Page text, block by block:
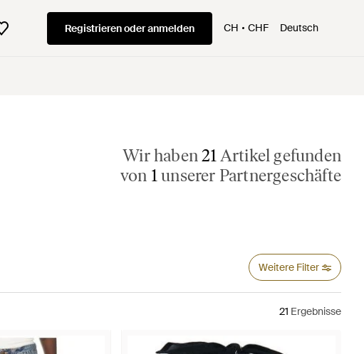
Registrieren oder anmelden CH CHF Deutsch
Wir haben21Artikel gefunden
von 1unserer Partnergeschäfte
Weitere Filter
21 Ergebnisse